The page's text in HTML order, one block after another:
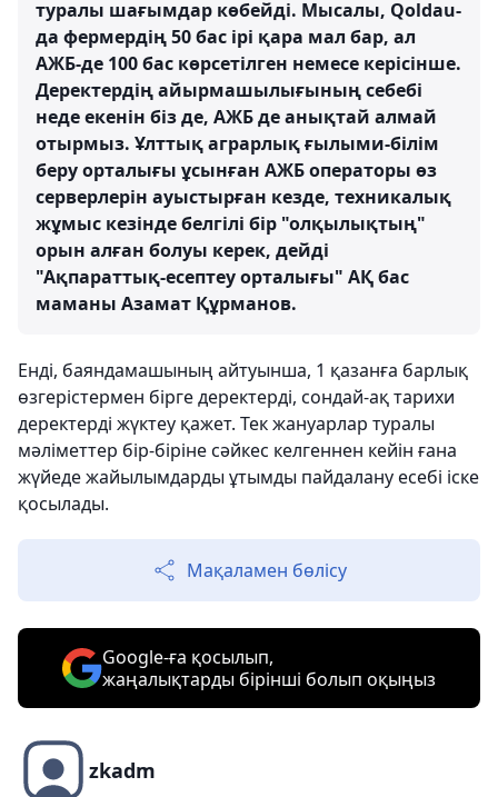
туралы шағымдар көбейді. Мысалы, Qoldau-
да фермердің 50 бас ірі қара мал бар, ал
АЖБ-де 100 бас көрсетілген немесе керісінше.
Деректердің айырмашылығының себебі
неде екенін біз де, АЖБ де анықтай алмай
отырмыз. Ұлттық аграрлық ғылыми-білім
беру орталығы ұсынған АЖБ операторы өз
серверлерін ауыстырған кезде, техникалық
жұмыс кезінде белгілі бір "олқылықтың"
орын алған болуы керек, дейді
"Ақпараттық-есептеу орталығы" АҚ бас
маманы Азамат Құрманов.
Енді, баяндамашының айтуынша, 1 қазанға барлық
өзгерістермен бірге деректерді, сондай-ақ тарихи
деректерді жүктеу қажет. Тек жануарлар туралы
мәліметтер бір-біріне сәйкес келгеннен кейін ғана
жүйеде жайылымдарды ұтымды пайдалану есебі іске
қосылады.
Мақаламен бөлісу
Google-ға қосылып,
жаңалықтарды бірінші болып оқыңыз
zkadm